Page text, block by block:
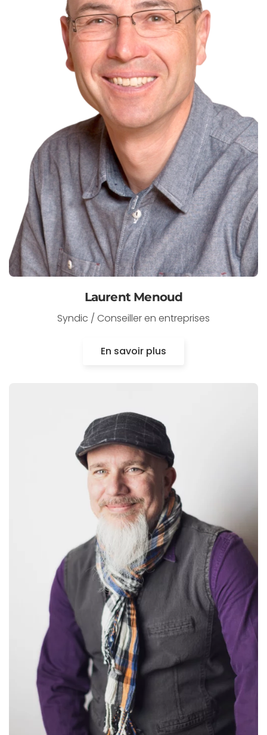
Laurent Menoud
Syndic / Conseiller en entreprises
En savoir plus